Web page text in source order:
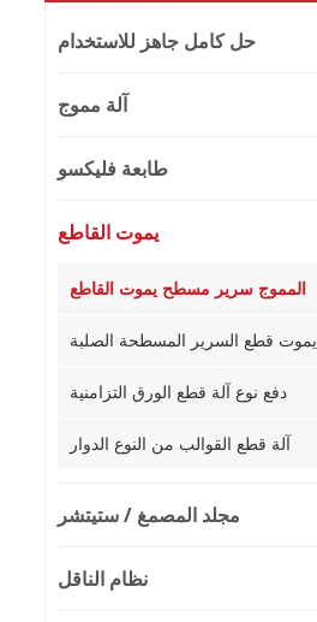
حل كامل جاهز للاستخدام
آلة مموج
طابعة فليكسو
يموت القاطع
المموج سرير مسطح يموت القاطع
يموت قطع السرير المسطحة الصلبة
دفع نوع آلة قطع الورق التزامنية
آلة قطع القوالب من النوع الدوار
مجلد المصمغ / ستيتشر
نظام الناقل